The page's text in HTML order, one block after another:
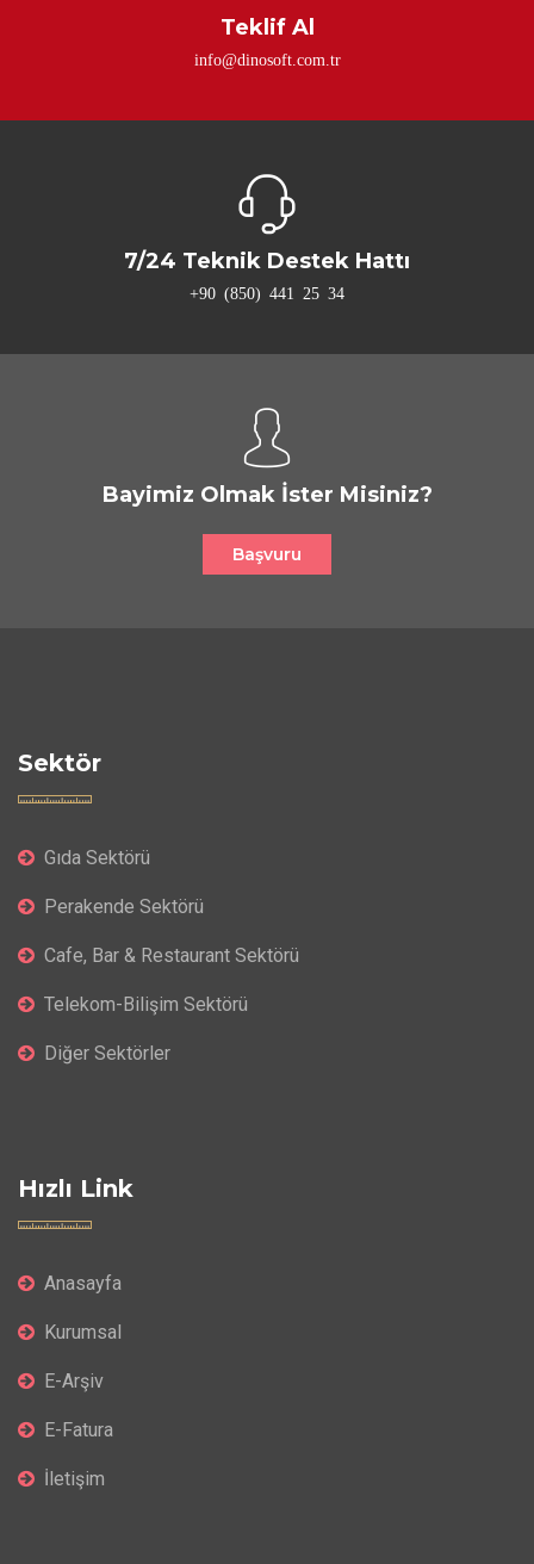
Teklif Al
info@dinosoft.com.tr
7/24 Teknik Destek Hattı
+90 (850) 441 25 34
Bayimiz Olmak İster Misiniz?
Başvuru
Sektör
Gıda Sektörü
Perakende Sektörü
Cafe, Bar & Restaurant Sektörü
Telekom-Bilişim Sektörü
Diğer Sektörler
Hızlı Link
Anasayfa
Kurumsal
E-Arşiv
E-Fatura
İletişim